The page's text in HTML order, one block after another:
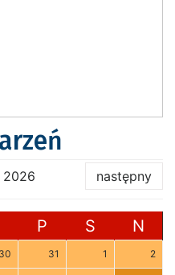
2026 następny
P S N
30 31 1 2